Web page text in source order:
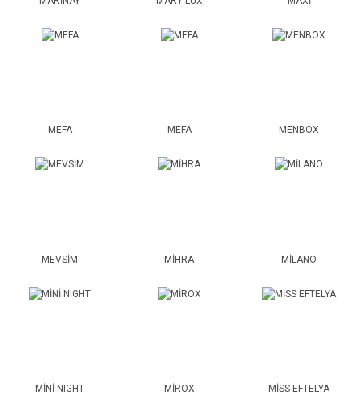
MEFA MEFA MENBOX
MEVSİM MİHRA MİLANO
MİNİ NIGHT MİROX MİSS EFTELYA